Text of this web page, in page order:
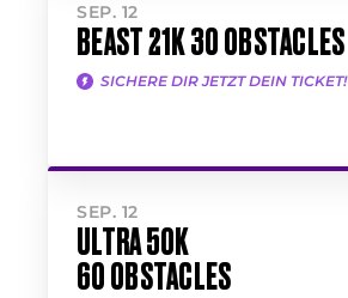
SEP. 12
BEAST 21K 30 OBSTACLES
SICHERE DIR JETZT DEIN TICKET!
SEP. 12
ULTRA 50K
60 OBSTACLES